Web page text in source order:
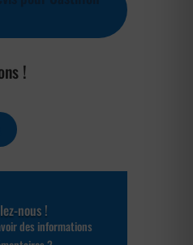
!
nous !
des informations